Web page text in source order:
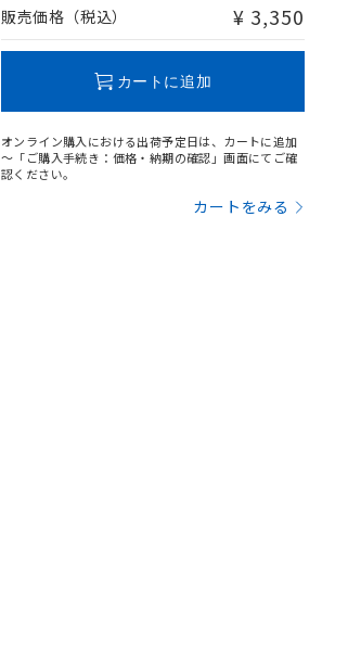
販売価格（税込） ¥ 3,350
カートに追加
オンライン購入における出荷予定日は、カートに追加
～「ご購入手続き：価格・納期の確認」画面にてご確
認ください。
カートをみる